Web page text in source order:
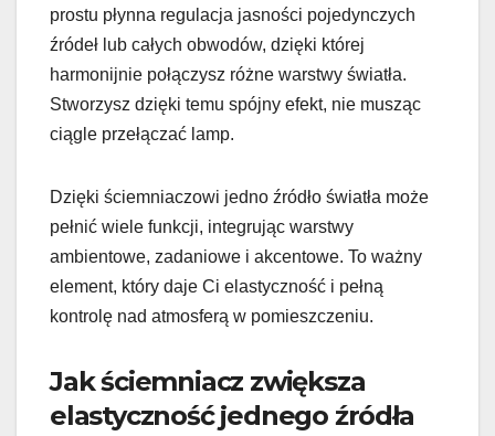
prostu płynna regulacja jasności pojedynczych
źródeł lub całych obwodów, dzięki której
harmonijnie połączysz różne warstwy światła.
Stworzysz dzięki temu spójny efekt, nie musząc
ciągle przełączać lamp.
Dzięki ściemniaczowi jedno źródło światła może
pełnić wiele funkcji, integrując warstwy
ambientowe, zadaniowe i akcentowe. To ważny
element, który daje Ci elastyczność i pełną
kontrolę nad atmosferą w pomieszczeniu.
Jak ściemniacz zwiększa
elastyczność jednego źródła